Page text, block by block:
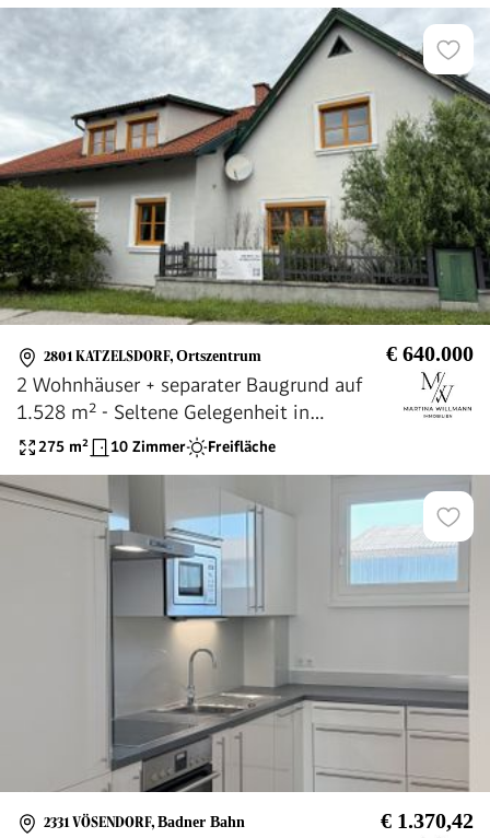
2801 KATZELSDORF, Ortszentrum € 640.000
2 Wohnhäuser + separater Baugrund auf
1.528 m² - Seltene Gelegenheit in
Katzelsdorf
275 m² 10 Zimmer Freifläche
2331 VÖSENDORF, Badner Bahn € 1.370,42